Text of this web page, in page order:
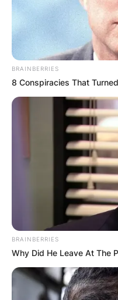
BRAINBERRIES
8 Conspiracies That
BRAINBERRIES
Why Did He Leave At The